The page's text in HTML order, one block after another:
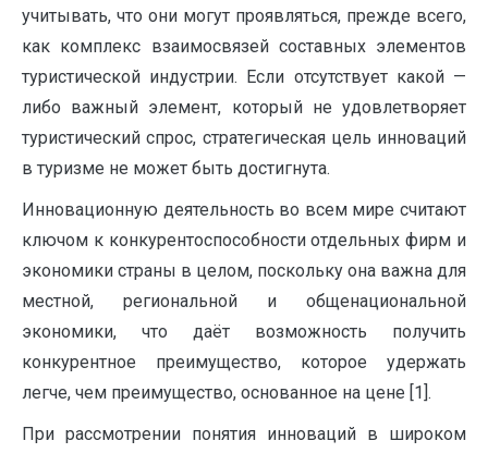
учитывать, что они могут проявляться, прежде всего,
как комплекс взаимосвязей составных элементов
туристической индустрии. Если отсутствует какой —
либо важный элемент, который не удовлетворяет
туристический спрос, стратегическая цель инноваций
в туризме не может быть достигнута.
Инновационную деятельность во всем мире считают
ключом к конкурен­тоспособности отдельных фирм и
экономики страны в целом, поскольку она важна для
местной, региональной и общенациональной
экономики, что даёт возможность получить
конкурентное преимущество, которое удержать
легче, чем преимущество, основанное на цене [1].
При рассмотрении понятия инноваций в широком